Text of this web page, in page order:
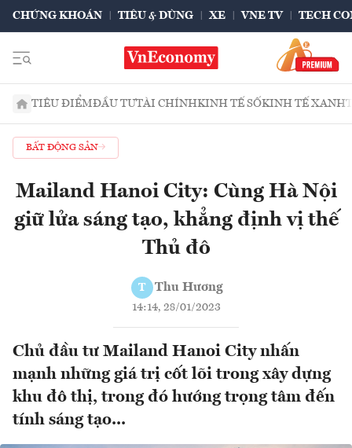
CHỨNG KHOÁN TIÊU & DÙNG XE VNE TV TECH
TIÊU ĐIỂMĐẦU TƯTÀI CHÍNHKINH TẾ SỐKINH TẾ XANH
BẤT ĐỘNG SẢN
Mailand Hanoi City: Cùng Hà Nội
giữ lửa sáng tạo, khẳng định vị thế
Thủ đô
T Thu Hương
14:14, 28/01/2023
Chủ đầu tư Mailand Hanoi City nhấn
mạnh những giá trị cốt lõi trong xây dựng
khu đô thị, trong đó hướng trọng tâm đến
tính sáng tạo...